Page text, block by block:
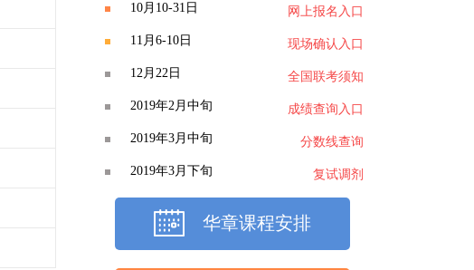
10月10-31日 网上报名入口
11月6-10日 现场确认入口
12月22日 全国联考须知
2019年2月中旬 成绩查询入口
2019年3月中旬 分数线查询
2019年3月下旬 复试调剂
华章课程安排